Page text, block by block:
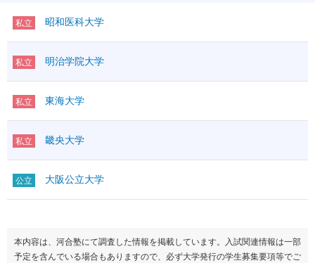
私立 昭和医科大学
私立 明治学院大学
私立 東海大学
私立 畿央大学
公立 大阪公立大学
本内容は、河合塾にて調査した情報を掲載しています。入試関連情報は一部
予定を含んでいる場合もありますので、必ず大学発行の学生募集要項等でご